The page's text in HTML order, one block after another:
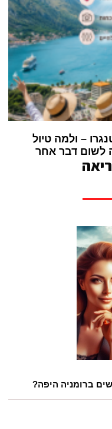
– ולמה טיול
לשום דבר אחר
ברומניה היפה?